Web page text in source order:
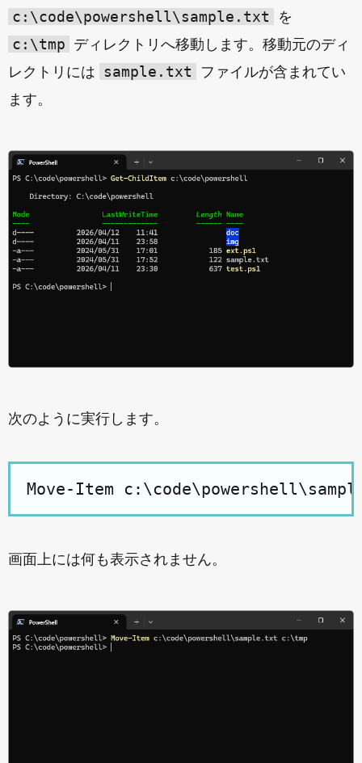
c:\code\powershell\sample.txt を
c:\tmp ディレクトリへ移動します。移動元のディ
レクトリには sample.txt
ファイルが含まれてい
ます。
次のように実行します。
画面上には何も表示されません。